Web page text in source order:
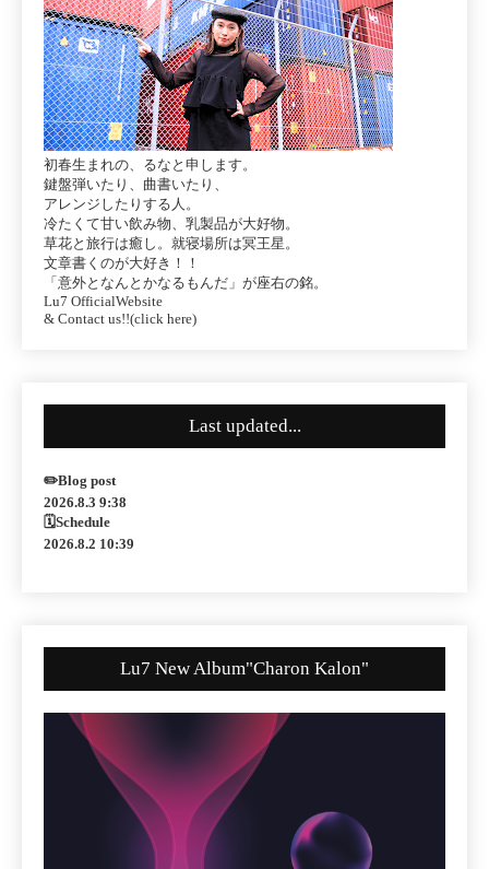
初春生まれの、るなと申します。
鍵盤弾いたり、曲書いたり、
アレンジしたりする人。
冷たくて甘い飲み物、乳製品が大好物。
草花と旅行は癒し。就寝場所は冥王星。
文章書くのが大好き！！
「意外となんとかなるもんだ」が座右の銘。
Lu7 OfficialWebsite
& Contact us!!(click here)
Last updated...
✏️Blog post
2026.8.3 9:38
🗓Schedule
2026.8.2 10:39
Lu7 New Album"Charon Kalon"